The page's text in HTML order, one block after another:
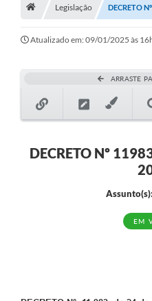
A História
Galeria de Fotos
Legislação DECRETO
Atualizado em: 09/01/2025 às
ARRASTE
DECRETO Nº
Assunto(s):
EM